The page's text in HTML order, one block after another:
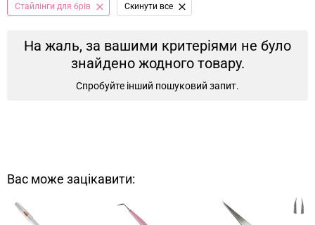
Стайлінги для брів Cкинути все
На жаль, за вашими критеріями не було
знайдено жодного товару.
Спробуйте інший пошуковий запит.
Вас може зацікавити: